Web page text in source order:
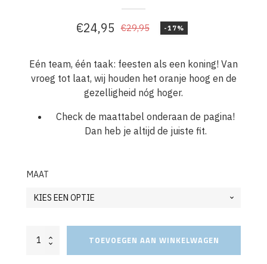
€29,95
Oorspronkelijke
was:
€29,95.
€24,95
Huidige
is:
€24,95.
-17%
Eén team, één taak: feesten als een koning! Van
vroeg tot laat, wij houden het oranje hoog en de
gezelligheid nóg hoger.
Check de maattabel onderaan de pagina!
Dan heb je altijd de juiste fit.
MAAT
Oranje
Koningsdag
TOEVOEGEN AAN WINKELWAGEN